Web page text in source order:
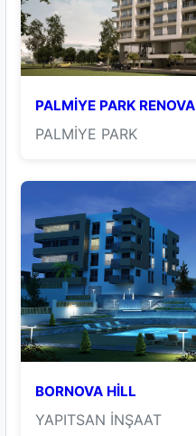
PALMİYE PARK RENOVA
PALMİYE PARK
BORNOVA HİLL
YAPITSAN İNŞAAT